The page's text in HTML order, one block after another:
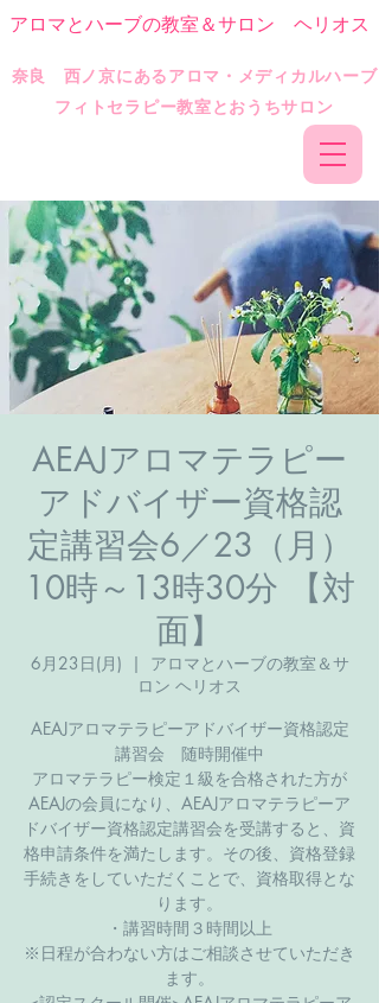
​奈良 西ノ京にあるアロマ・メディカルハーブ
フィトセラピー教室とおうちサロン
アロマとハーブの教室＆サロン ヘリオス
AEAJアロマテラピー
アドバイザー資格認
定講習会6／23（月）
10時～13時30分 【対
面】
6月23日(月)
  |
アロマとハーブの教室＆サ
ロン ヘリオス
AEAJアロマテラピーアドバイザー資格認定
講習会 随時開催中
アロマテラピー検定１級を合格された方が
AEAJの会員になり、AEAJアロマテラピーア
ドバイザー資格認定講習会を受講すると、資
格申請条件を満たします。その後、資格登録
手続きをしていただくことで、資格取得とな
ります。
・講習時間３時間以上
※日程が合わない方はご相談させていただき
ます。